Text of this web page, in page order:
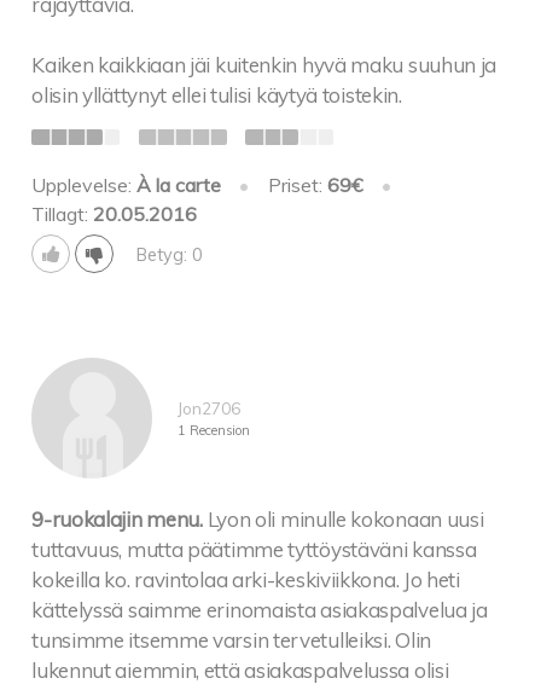
Kaiken kaikkiaan jäi kuitenkin hyvä maku suuhun ja
olisin yllättynyt ellei tulisi käytyä toistekin.
Upplevelse:À la carte • Priset: 69€
•
Tillagt: 20.05.2016
Betyg: 0
Jon2706
1 Recension
9-ruokalajin menu. Lyon oli minulle kokonaan uusi
tuttavuus, mutta päätimme tyttöystäväni kanssa
kokeilla ko. ravintolaa arki-keskiviikkona. Jo heti
kättelyssä saimme erinomaista asiakaspalvelua ja
tunsimme itsemme varsin tervetulleiksi. Olin
lukennut aiemmin, että asiakaspalvelussa olisi